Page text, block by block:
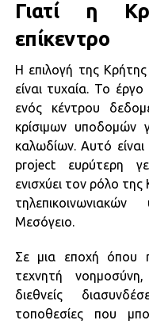
Γιατί η
επίκεντρο
Η επιλογή της
είναι τυχαία. Το
ενός κέντρου
κρίσιμων υποδομών
καλωδίων. Αυτό
project ευρύτερη
ενισχύει τον ρόλο
Μεσόγειο.
Σε μια εποχή όπου
τεχνητή
διεθνείς
τοποθεσίες που